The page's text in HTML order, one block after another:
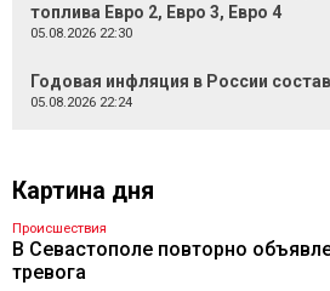
топлива Евро 2, Евро 3, Евро 4
05.08.2026 22:30
Годовая инфляция в России
05.08.2026 22:24
Картина дня
Происшествия
В Севастополе повторно
тревога